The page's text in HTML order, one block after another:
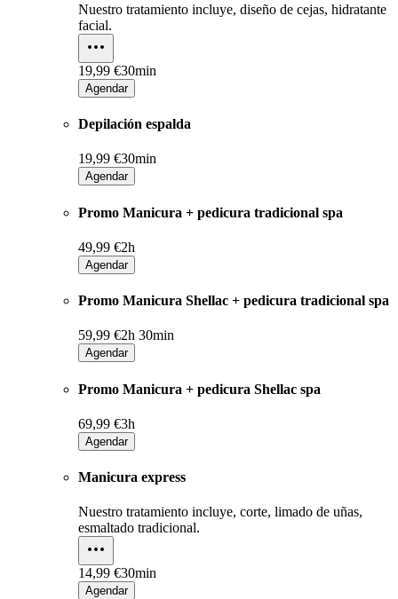
Nuestro tratamiento incluye, diseño de cejas, hidratante
facial.
19,99 €30min
Agendar
Depilación espalda
19,99 €30min
Agendar
Promo Manicura + pedicura tradicional spa
49,99 €2h
Agendar
Promo Manicura Shellac + pedicura tradicional spa
59,99 €2h 30min
Agendar
Promo Manicura + pedicura Shellac spa
69,99 €3h
Agendar
Manicura express
Nuestro tratamiento incluye, corte, limado de uñas,
esmaltado tradicional.
14,99 €30min
Agendar